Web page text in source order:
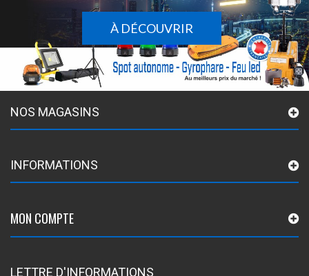
À DÉCOUVRIR
NOS MAGASINS
INFORMATIONS
MON COMPTE
LETTRE D'INFORMATIONS